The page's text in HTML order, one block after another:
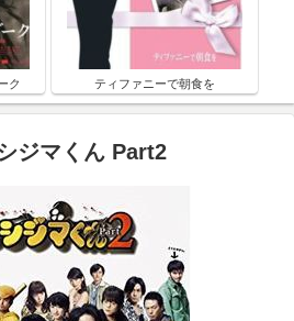
ク ティファニーで朝食を
ジマくん Part2